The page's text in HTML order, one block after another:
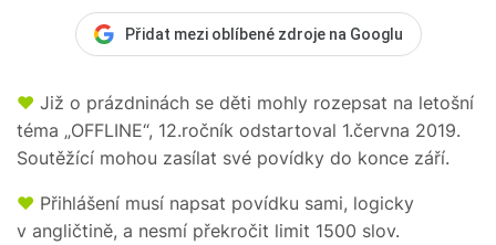
Přidat mezi oblíbené zdroje na Googlu
♥ Již o prázdninách se děti mohly rozepsat na letošní
téma „OFFLINE“, 12.ročník odstartoval 1.června 2019.
Soutěžící mohou zasílat své povídky do konce září.
♥ Přihlášení musí napsat povídku sami, logicky
v angličtině, a nesmí překročit limit 1500 slov.